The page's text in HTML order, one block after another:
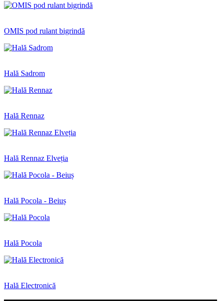
OMIS pod rulant bigrindă
Hală Sadrom
Hală Rennaz
Hală Rennaz Elveția
Hală Pocola - Beiuș
Hală Pocola
Hală Electronică